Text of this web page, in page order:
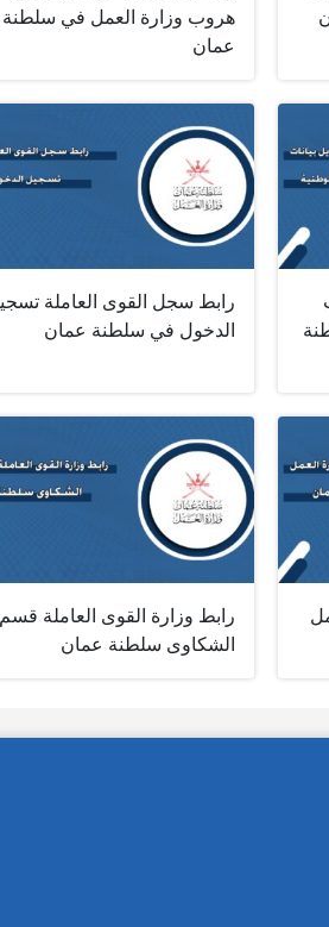
هروب وزارة العمل في سلطنة
عمان
رابط سجل القوى العاملة
الدخول في سلطنة عمان
رابط وزارة القوى العاملة قسم
الشكاوى ‏سلطنة عمان